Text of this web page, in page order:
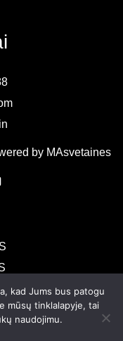
by MAsvetaines
kad Jums bus patogu
mūsų tinklalapyje, tai
naudojimu.